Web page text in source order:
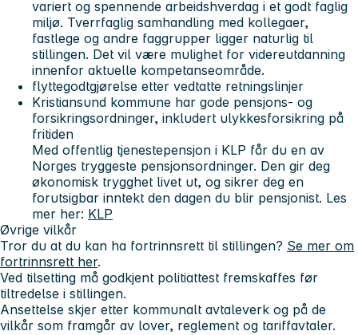
variert og spennende arbeidshverdag i et godt faglig
miljø. Tverrfaglig samhandling med kollegaer,
fastlege og andre faggrupper ligger naturlig til
stillingen. Det vil være mulighet for videreutdanning
innenfor aktuelle kompetanseområde.
flyttegodtgjørelse etter vedtatte retningslinjer
Kristiansund kommune har gode pensjons- og
forsikringsordninger, inkludert ulykkesforsikring på
fritiden
Med offentlig tjenestepensjon i KLP får du en av
Norges tryggeste pensjonsordninger. Den gir deg
økonomisk trygghet livet ut, og sikrer deg en
forutsigbar inntekt den dagen du blir pensjonist. Les
mer her: KLP
Øvrige vilkår
Tror du at du kan ha fortrinnsrett til stillingen? Se mer om
fortrinnsrett her.
Ved tilsetting må godkjent politiattest fremskaffes før
tiltredelse i stillingen.
Ansettelse skjer etter kommunalt avtaleverk og på de
vilkår som framgår av lover, reglement og tariffavtaler.